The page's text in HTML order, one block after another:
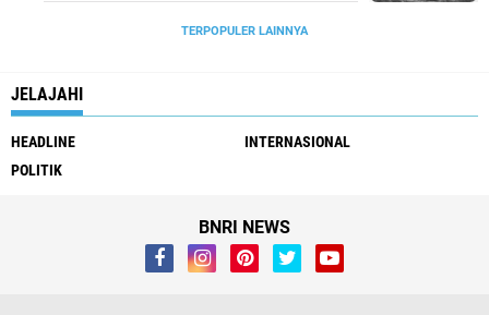
TERPOPULER LAINNYA
JELAJAHI
HEADLINE
INTERNASIONAL
POLITIK
BNRI NEWS